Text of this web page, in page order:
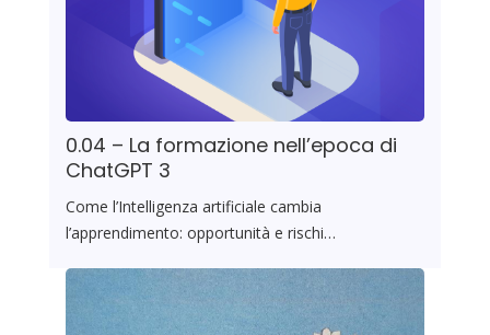
0.04 – La formazione nell’epoca di
ChatGPT 3
Come l’Intelligenza artificiale cambia
l’apprendimento: opportunità e rischi…